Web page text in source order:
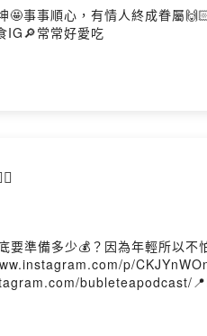
🤩事事順心，有情人終成眷屬
IG🔎常常好愛吃
準備多少💰？因為年輕所以不
p/
bubleteapodcast/